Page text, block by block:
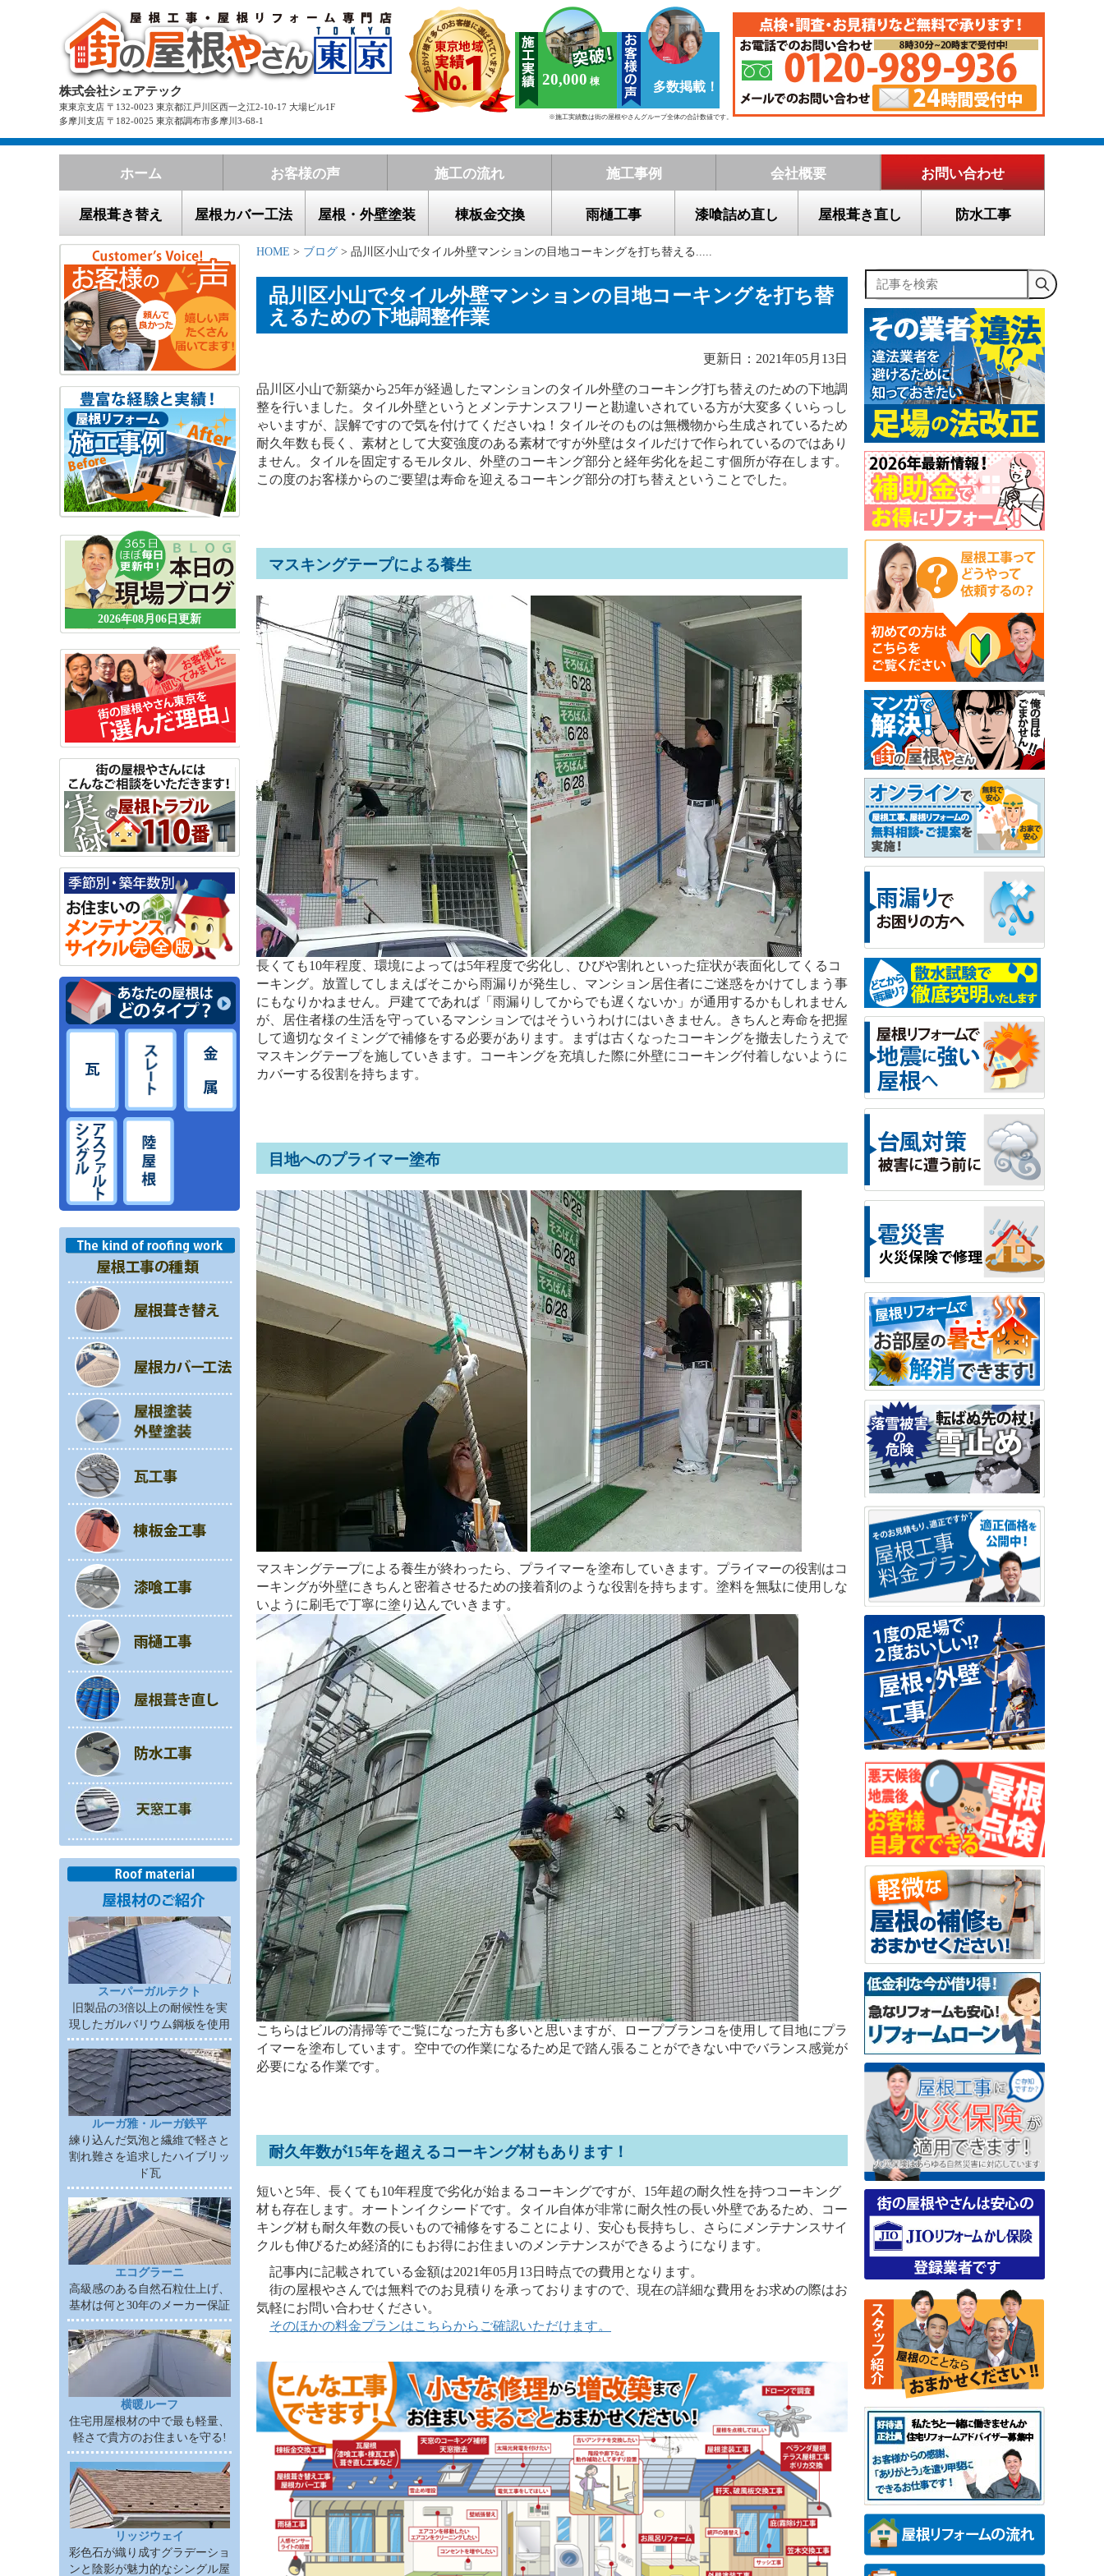
株式会社シェアテック
東東京支店 〒132-0023 東京都江戸川区西一之江2-10-17 大場ビル1F
多摩川支店 〒182-0025 東京都調布市多摩川3-68-1
20,000 多数掲載！
※施工実績数は街の屋根やさんグループ全体の合計数値です。
ホーム お客様の声 施工の流れ 施工事例 会社概要 お問い合わせ
屋根葺き替え 屋根カバー工法 屋根・外壁塗装 棟板金交換 雨樋工事 漆喰詰め直し 屋根葺き直し 防水工事
2026年08月06日更新
スーパーガルテクト
旧製品の3倍以上の耐候性を実
現したガルバリウム鋼板を使用
ルーガ雅・ルーガ鉄平
練り込んだ気泡と繊維で軽さと
割れ難さを追求したハイブリッ
ド瓦
エコグラーニ
高級感のある自然石粒仕上げ、
基材は何と30年のメーカー保証
横暖ルーフ
住宅用屋根材の中で最も軽量、
軽さで貴方のお住まいを守る!
リッジウェイ
彩色石が織り成すグラデーショ
ンと陰影が魅力的なシングル屋
HOME > ブログ > 品川区小山でタイル外壁マンションの目地コーキングを打ち替える.....
品川区小山でタイル外壁マンションの目地コーキングを打ち替
えるための下地調整作業
更新日：2021年05月13日
品川区小山で新築から25年が経過したマンションのタイル外壁のコーキング打ち替えのための下地調
整を行いました。タイル外壁というとメンテナンスフリーと勘違いされている方が大変多くいらっし
ゃいますが、誤解ですので気を付けてくださいね！タイルそのものは無機物から生成されているため
耐久年数も長く、素材として大変強度のある素材ですが外壁はタイルだけで作られているのではあり
ません。タイルを固定するモルタル、外壁のコーキング部分と経年劣化を起こす個所が存在します。
この度のお客様からのご要望は寿命を迎えるコーキング部分の打ち替えということでした。
マスキングテープによる養生
長くても10年程度、環境によっては5年程度で劣化し、ひびや割れといった症状が表面化してくるコ
ーキング。放置してしまえばそこから雨漏りが発生し、マンション居住者にご迷惑をかけてしまう事
にもなりかねません。戸建てであれば「雨漏りしてからでも遅くないか」が通用するかもしれません
が、居住者様の生活を守っているマンションではそういうわけにはいきません。きちんと寿命を把握
して適切なタイミングで補修をする必要があります。まずは古くなったコーキングを撤去したうえで
マスキングテープを施していきます。コーキングを充填した際に外壁にコーキング付着しないように
カバーする役割を持ちます。
目地へのプライマー塗布
マスキングテープによる養生が終わったら、プライマーを塗布していきます。プライマーの役割はコ
ーキングが外壁にきちんと密着させるための接着剤のような役割を持ちます。塗料を無駄に使用しな
いように刷毛で丁寧に塗り込んでいきます。
こちらはビルの清掃等でご覧になった方も多いと思いますが、ロープブランコを使用して目地にプラ
イマーを塗布しています。空中での作業になるため足で踏ん張ることができない中でバランス感覚が
必要になる作業です。
耐久年数が15年を超えるコーキング材もあります！
短いと5年、長くても10年程度で劣化が始まるコーキングですが、15年超の耐久性を持つコーキング
材も存在します。オートンイクシードです。タイル自体が非常に耐久性の長い外壁であるため、コー
キング材も耐久年数の長いもので補修をすることにより、安心も長持ちし、さらにメンテナンスサイ
クルも伸びるため経済的にもお得にお住まいのメンテナンスができるようになります。
記事内に記載されている金額は2021年05月13日時点での費用となります。
街の屋根やさんでは無料でのお見積りを承っておりますので、現在の詳細な費用をお求めの際はお
気軽にお問い合わせください。
そのほかの料金プランはこちらからご確認いただけます。
記事を検索